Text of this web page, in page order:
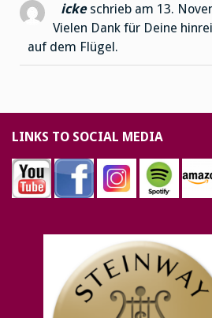
icke schrieb am 13.
Vielen Dank für Deine
auf dem Flügel.
LINKS TO SOCIAL MEDIA